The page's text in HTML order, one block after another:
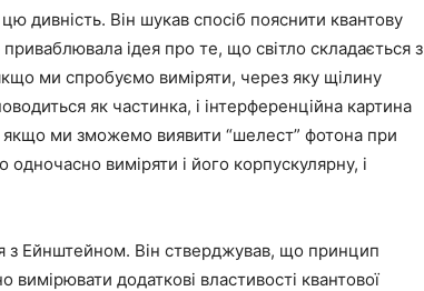
дивність. Він шукав спосіб пояснити квантову
ідея про те, що світло складається з
ми спробуємо виміряти, через яку щілину
як частинка, і інтерференційна картина
ми зможемо виявити “шелест” фотона при
виміряти і його корпускулярну, і
з Ейнштейном. Він стверджував, що принцип
додаткові властивості квантової